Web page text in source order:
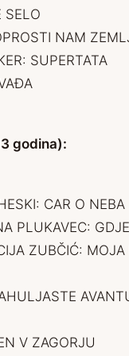
SELO
NAM
SUPERTATA
godina):
CAR O NEBA
PLUKAVEC:
ZUBČIĆ: MOJA
V ZAGORJU